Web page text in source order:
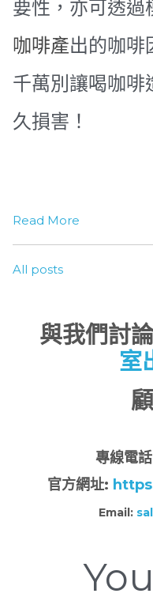
要性，亦可透過
咖啡產出的咖啡
千萬別讓喝咖啡
久損害！
Read More
All posts
與我們討
室
專線電
官方網址:
Email: